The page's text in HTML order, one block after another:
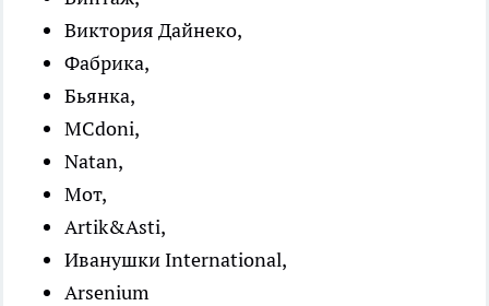
Виктория Дайнеко,
Фабрика,
Бьянка,
MCdoni,
Natan,
Мот,
Artik&Asti,
Иванушки International,
Arsenium